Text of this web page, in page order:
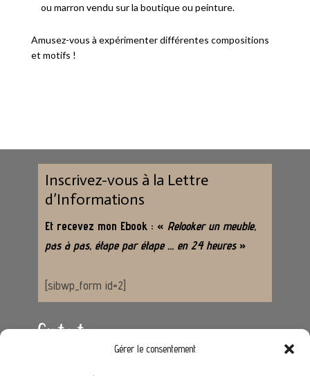
Gérer le consentement
ou marron vendu sur la boutique ou peinture.
Amusez-vous à expérimenter différentes compositions
et motifs !
Inscrivez-vous à la Lettre
d’Informations
Et recevez mon Ebook : « Relooker un meuble,
pas à pas, étape par étape … en 24 heures »
[sibwp_form id=2]
Contact